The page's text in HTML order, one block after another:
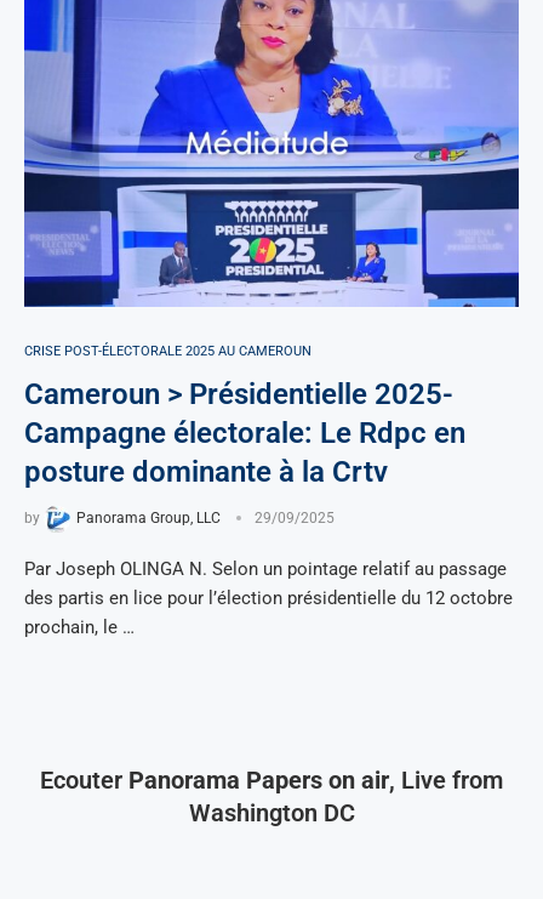
CRISE POST-ÉLECTORALE 2025 AU CAMEROUN
Cameroun > Présidentielle 2025-
Campagne électorale: Le Rdpc en
posture dominante à la Crtv
by Panorama Group, LLC 29/09/2025
Par Joseph OLINGA N. Selon un pointage relatif au passage
des partis en lice pour l’élection présidentielle du 12 octobre
prochain, le …
Ecouter Panorama Papers on air, Live from
Washington DC